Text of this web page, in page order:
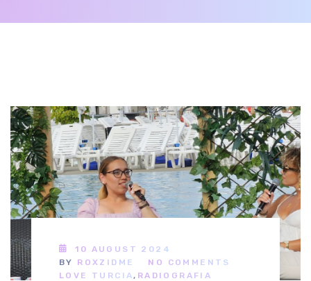
10 AUGUST 2024
BY ROXZIDME
NO COMMENTS
LOVE TURCIA , RADIOGRAFIA